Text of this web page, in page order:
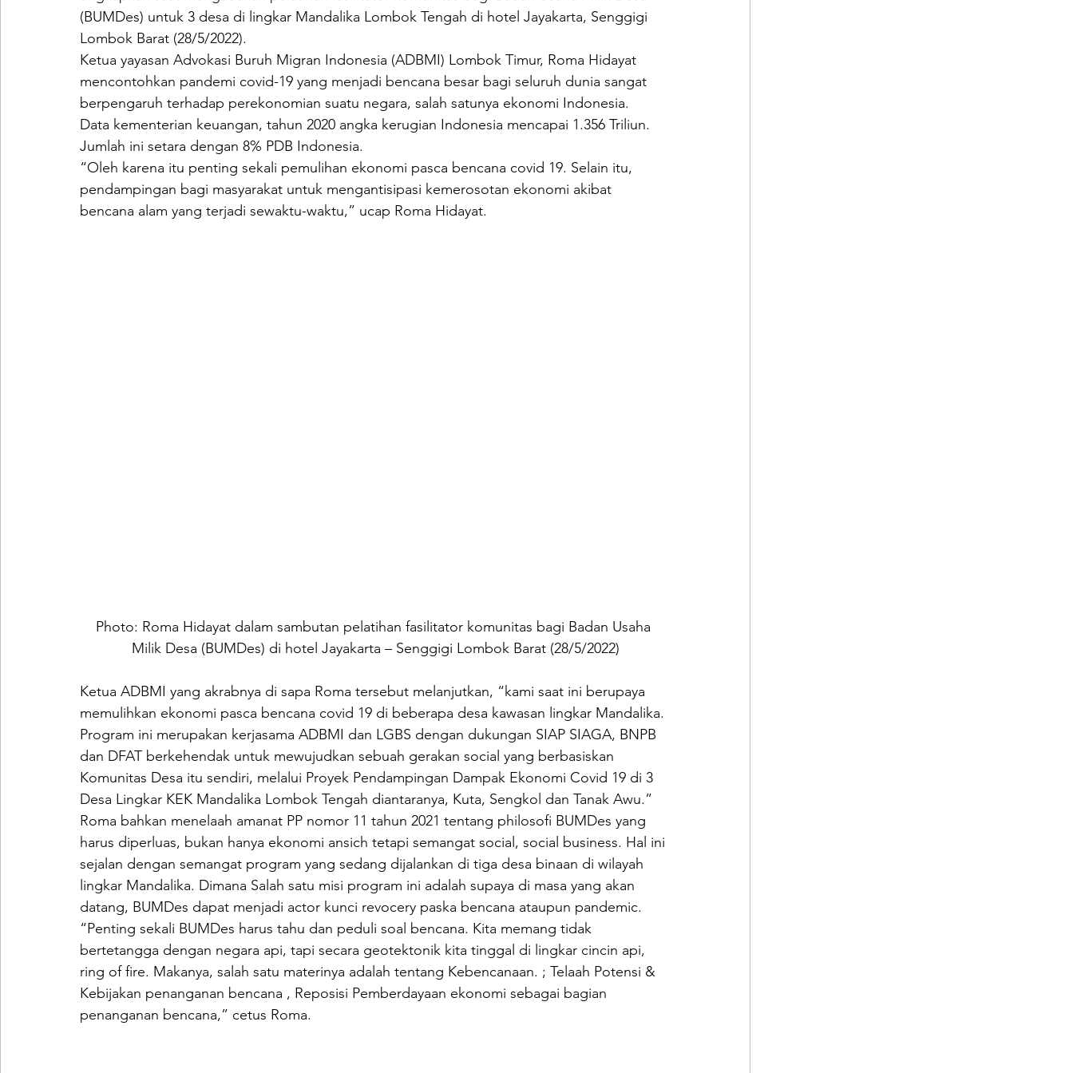
(BUMDes) untuk 3 desa di lingkar Mandalika Lombok Tengah di hotel Jayakarta, Senggigi
Lombok Barat (28/5/2022).
Ketua yayasan Advokasi Buruh Migran Indonesia (ADBMI) Lombok Timur, Roma Hidayat
mencontohkan pandemi covid-19 yang menjadi bencana besar bagi seluruh dunia sangat
berpengaruh terhadap perekonomian suatu negara, salah satunya ekonomi Indonesia.
Data kementerian keuangan, tahun 2020 angka kerugian Indonesia mencapai 1.356 Triliun.
Jumlah ini setara dengan 8% PDB Indonesia.
“Oleh karena itu penting sekali pemulihan ekonomi pasca bencana covid 19. Selain itu,
pendampingan bagi masyarakat untuk mengantisipasi kemerosotan ekonomi akibat
bencana alam yang terjadi sewaktu-waktu,” ucap Roma Hidayat.
Photo: Roma Hidayat dalam sambutan pelatihan fasilitator komunitas bagi Badan Usaha
Milik Desa (BUMDes) di hotel Jayakarta – Senggigi Lombok Barat (28/5/2022)
Ketua ADBMI yang akrabnya di sapa Roma tersebut melanjutkan, “kami saat ini berupaya
memulihkan ekonomi pasca bencana covid 19 di beberapa desa kawasan lingkar Mandalika.
Program ini merupakan kerjasama ADBMI dan LGBS dengan dukungan SIAP SIAGA, BNPB
dan DFAT berkehendak untuk mewujudkan sebuah gerakan social yang berbasiskan
Komunitas Desa itu sendiri, melalui Proyek Pendampingan Dampak Ekonomi Covid 19 di 3
Desa Lingkar KEK Mandalika Lombok Tengah diantaranya, Kuta, Sengkol dan Tanak Awu.”
Roma bahkan menelaah amanat PP nomor 11 tahun 2021 tentang philosofi BUMDes yang
harus diperluas, bukan hanya ekonomi ansich tetapi semangat social, social business. Hal ini
sejalan dengan semangat program yang sedang dijalankan di tiga desa binaan di wilayah
lingkar Mandalika. Dimana Salah satu misi program ini adalah supaya di masa yang akan
datang, BUMDes dapat menjadi actor kunci revocery paska bencana ataupun pandemic.
“Penting sekali BUMDes harus tahu dan peduli soal bencana. Kita memang tidak
bertetangga dengan negara api, tapi secara geotektonik kita tinggal di lingkar cincin api,
ring of fire. Makanya, salah satu materinya adalah tentang Kebencanaan. ; Telaah Potensi &
Kebijakan penanganan bencana , Reposisi Pemberdayaan ekonomi sebagai bagian
penanganan bencana,” cetus Roma.